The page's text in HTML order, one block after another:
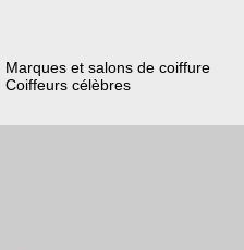
Marques et salons de coiffure
Coiffeurs célèbres